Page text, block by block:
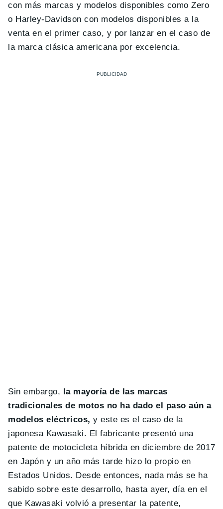
con más marcas y modelos disponibles como Zero
o Harley-Davidson con modelos disponibles a la
venta en el primer caso, y por lanzar en el caso de
la marca clásica americana por excelencia.
Sin embargo, la mayoría de las marcas
tradicionales de motos no ha dado el paso aún a
modelos eléctricos, y este es el caso de la
japonesa Kawasaki. El fabricante presentó una
patente de motocicleta híbrida en diciembre de 2017
en Japón y un año más tarde hizo lo propio en
Estados Unidos. Desde entonces, nada más se ha
sabido sobre este desarrollo, hasta ayer, día en el
que Kawasaki volvió a presentar la patente,